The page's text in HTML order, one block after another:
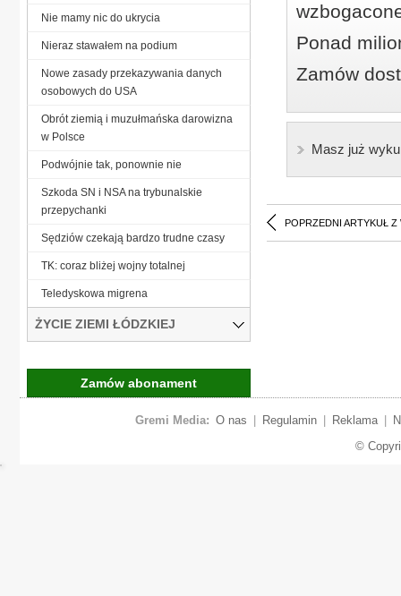
Ponad
Zamów
Masz już
POPRZEDNI ARTYKUŁ Z
Nie mamy nic do ukrycia
Nieraz stawałem na podium
Nowe zasady przekazywania danych
osobowych do USA
Obrót ziemią i muzułmańska darowizna
w Polsce
Podwójnie tak, ponownie nie
Szkoda SN i NSA na trybunalskie
przepychanki
Sędziów czekają bardzo trudne czasy
TK: coraz bliżej wojny totalnej
Teledyskowa migrena
ŻYCIE ZIEMI ŁÓDZKIEJ
Zamów abonament
Gremi Media: O nas Regulamin Reklama
©